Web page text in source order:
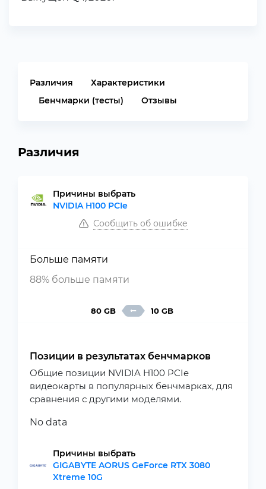
Различия
Характеристики
Бенчмарки (тесты)
Отзывы
Различия
Причины выбрать
NVIDIA H100 PCIe
Сообщить об ошибке
Больше памяти
88% больше памяти
80 GB 10 GB
Позиции в результатах бенчмарков
Общие позиции NVIDIA H100 PCIe
видеокарты в популярных бенчмарках, для
сравнения с другими моделями.
No data
Причины выбрать
GIGABYTE AORUS GeForce RTX 3080
Xtreme 10G